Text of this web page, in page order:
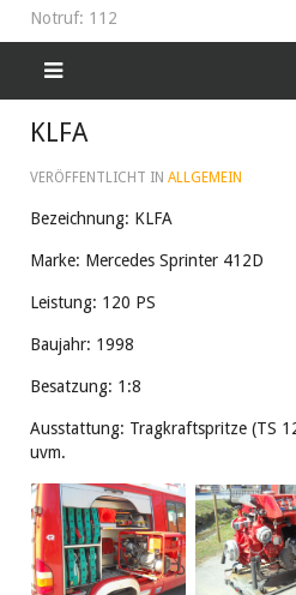
Notruf: 112
KLFA
VERÖFFENTLICHT IN ALLGEMEIN
Bezeichnung: KLFA
Marke: Mercedes Sprinter 412D
Leistung: 120 PS
Baujahr: 1998
Besatzung: 1:8
Ausstattung: Tragkraftspritze (TS
uvm.